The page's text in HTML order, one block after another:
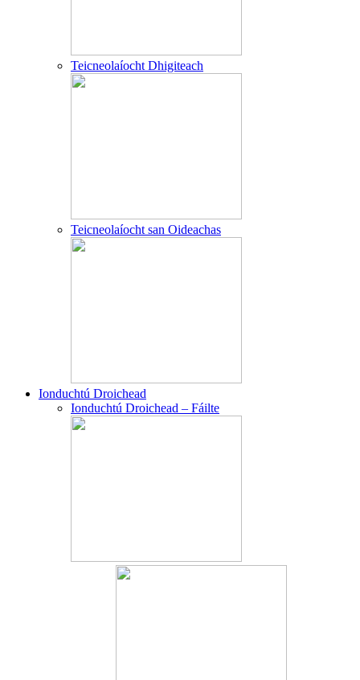
Teicneolaíocht Dhigiteach
Teicneolaíocht san Oideachas
Ionduchtú Droichead
Ionduchtú Droichead – Fáilte